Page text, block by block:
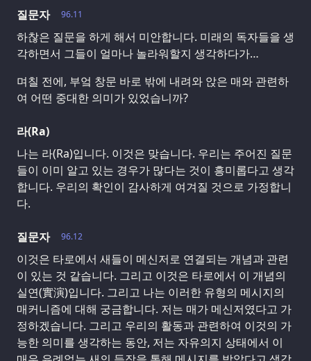
96.11
질문자
하찮은 질문을 하게 해서 미안합니다. 미래의 독자들을 생
각하면서 그들이 얼마나 놀라워할지 생각하다가…
며칠 전에, 부엌 창문 바로 밖에 내려와 앉은 매와 관련하
여 어떤 중대한 의미가 있었습니까?
라(Ra)
나는 라(Ra)입니다. 이것은 맞습니다. 우리는 주어진 질문
들이 이미 알고 있는 경우가 많다는 것이 흥미롭다고 생각
합니다. 우리의 확인이 감사하게 여겨질 것으로 가정합니
다.
96.12
질문자
이것은 타로에서 새들이 메신저로 연결되는 개념과 관련
이 있는 것 같습니다. 그리고 이것은 타로에서 이 개념의
실연(實演)입니다. 그리고 나는 이러한 유형의 메시지의
매커니즘에 대해 궁금합니다. 저는 매가 메신저였다고 가
정하겠습니다. 그리고 우리의 활동과 관련하여 이것의 가
능한 의미를 생각하는 동안, 저는 자유의지 상태에서 이